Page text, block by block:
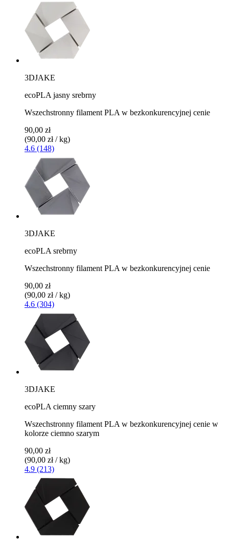
3DJAKE
ecoPLA jasny srebrny
Wszechstronny filament PLA w bezkonkurencyjnej cenie
90,00 zł
(90,00 zł / kg)
4.6 (148)
3DJAKE
ecoPLA srebrny
Wszechstronny filament PLA w bezkonkurencyjnej cenie
90,00 zł
(90,00 zł / kg)
4.6 (304)
3DJAKE
ecoPLA ciemny szary
Wszechstronny filament PLA w bezkonkurencyjnej cenie w
kolorze ciemno szarym
90,00 zł
(90,00 zł / kg)
4.9 (213)